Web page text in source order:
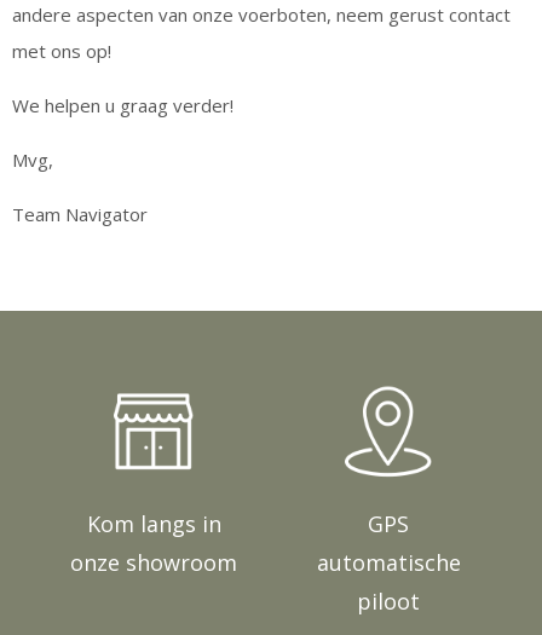
andere aspecten van onze voerboten, neem gerust contact
met ons op!
We helpen u graag verder!
Mvg,
Team Navigator
Kom langs in
onze showroom
GPS
automatische
piloot